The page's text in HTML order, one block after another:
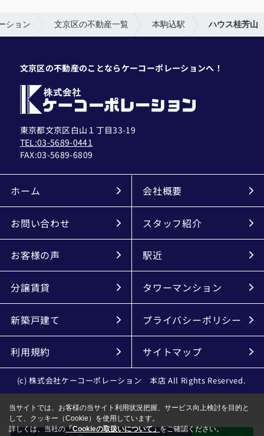
ション 文京区の不動産一覧 本駒込駅 ハウス桂芳山
文京区の不動産のことならケーコーポレーションへ！
東京都文京区白山１丁目33-19
TEL:03-5689-0441
FAX:03-5689-6809
ホーム 会社概要
お問い合わせ スタッフ紹介
お客様の声 駅近
分譲賃貸 タワーマンション
新築戸建て プライバシーポリシー
利用規約 サイトマップ
(c) 株式会社ケーコーポレーション 本店 All Rights Reserved.
当サイトでは、お客様の当サイト利用状況把握、サービス向上検討を目的と
して、クッキー（Cookie）を使用しています。
詳しくは、当社の「Cookieの取扱いについて」をご確認ください。